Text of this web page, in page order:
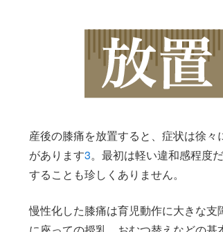
産後の膝痛を放置すると、症状は徐
があります3。最初は軽い違和感程度
することも珍しくありません。
慢性化した膝痛は育児動作に大きな